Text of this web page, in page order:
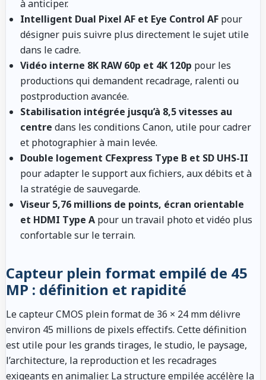
à anticiper.
Intelligent Dual Pixel AF et Eye Control AF pour
désigner puis suivre plus directement le sujet utile
dans le cadre.
Vidéo interne 8K RAW 60p et 4K 120p pour les
productions qui demandent recadrage, ralenti ou
postproduction avancée.
Stabilisation intégrée jusqu’à 8,5 vitesses au
centre dans les conditions Canon, utile pour cadrer
et photographier à main levée.
Double logement CFexpress Type B et SD UHS-II
pour adapter le support aux fichiers, aux débits et à
la stratégie de sauvegarde.
Viseur 5,76 millions de points, écran orientable
et HDMI Type A pour un travail photo et vidéo plus
confortable sur le terrain.
Capteur plein format empilé de 45
MP : définition et rapidité
Le capteur CMOS plein format de 36 × 24 mm délivre
environ 45 millions de pixels effectifs. Cette définition
est utile pour les grands tirages, le studio, le paysage,
l’architecture, la reproduction et les recadrages
exigeants en animalier. La structure empilée accélère la